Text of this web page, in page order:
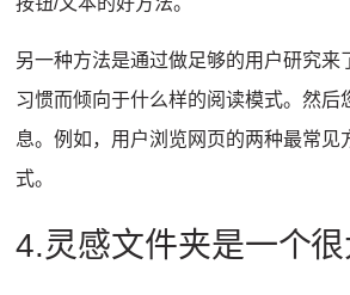
另一种方法是通过做足够的用户研究来
习惯而倾向于什么样的阅读模式。然后
息。例如，用户浏览网页的两种最常见
式。
4.灵感文件夹是一个